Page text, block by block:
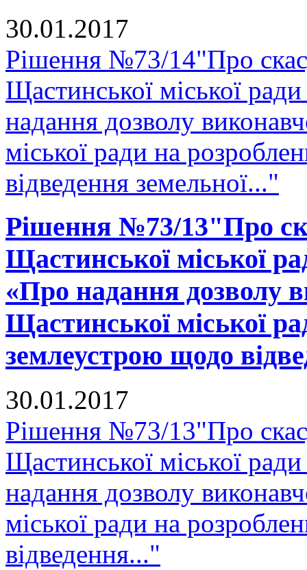
30.01.2017
Рішення №73/14"Про
Щастинської міської
надання дозволу
міської ради на
відведення земельної..."
Рішення №73/13"Про
Щастинської міської
«Про надання дозволу
Щастинської міської
землеустрою щодо
30.01.2017
Рішення №73/13"Про
Щастинської міської
надання дозволу
міської ради на
відведення..."